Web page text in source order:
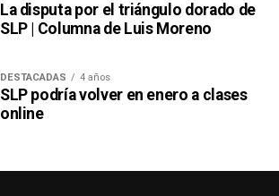
La disputa por el triángulo dorado de
SLP | Columna de Luis Moreno
DESTACADAS 4 años
SLP podría volver en enero a clases
online